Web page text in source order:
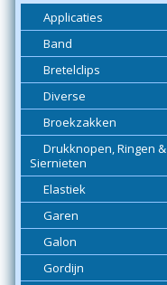
Applicaties
Band
Bretelclips
Diverse
Broekzakken
Drukknopen, Ringen &
Siernieten
Elastiek
Garen
Galon
Gordijn